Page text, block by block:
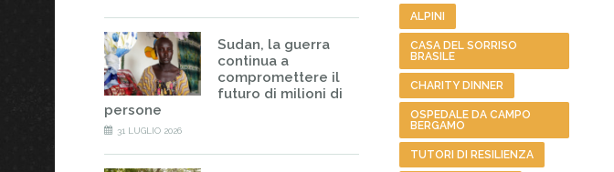
Sudan, la guerra
continua a
compromettere il
futuro di milioni di
persone
31 LUGLIO 2026
ALPINI
CASA DEL SORRISO
BRASILE
CHARITY DINNER
OSPEDALE DA CAMPO
BERGAMO
TUTORI DI RESILIENZA